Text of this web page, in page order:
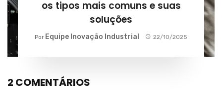
os tipos mais comuns e suas
soluções
Por Equipe Inovação Industrial 22/10/2025
2 COMENTÁRIOS